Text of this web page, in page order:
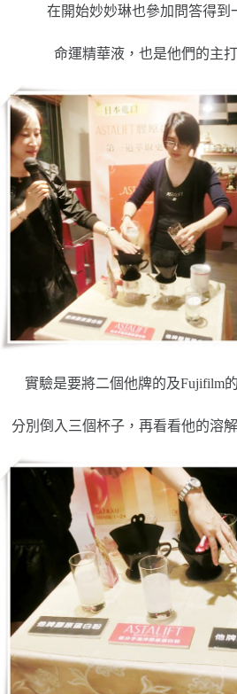
在開始妙妙琳也參加問答得到
命運精華液，也是他們的主打
實驗是要將二個他牌的及Fujifilm
分別倒入三個杯子，再看看他的溶